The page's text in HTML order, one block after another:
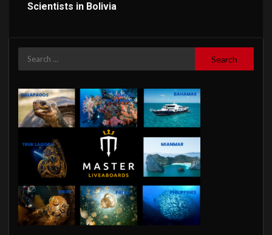
Scientists in Bolivia
Search
for: